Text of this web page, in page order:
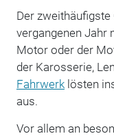
Der
vergangenen Jahr
Motor oder der
der Karosserie,
Fahrwerklösten
aus.
Vor allem an